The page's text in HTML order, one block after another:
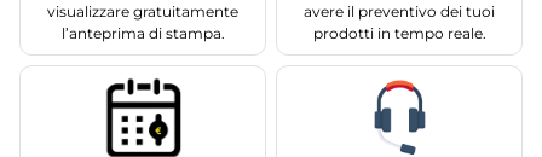
visualizzare gratuitamente
l’anteprima di stampa.
avere il preventivo dei tuoi
prodotti in tempo reale.